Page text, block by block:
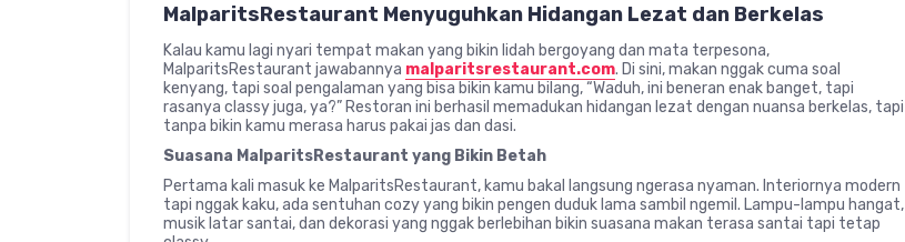
MalparitsRestaurant Menyuguhkan Hidangan Lezat dan Berkelas
Kalau kamu lagi nyari tempat makan yang bikin lidah bergoyang dan mata terpesona,
MalparitsRestaurant jawabannya malparitsrestaurant.com. Di sini, makan nggak cuma soal
kenyang, tapi soal pengalaman yang bisa bikin kamu bilang, “Waduh, ini beneran enak banget, tapi
rasanya classy juga, ya?” Restoran ini berhasil memadukan hidangan lezat dengan nuansa berkelas, tapi
tanpa bikin kamu merasa harus pakai jas dan dasi.
Suasana MalparitsRestaurant yang Bikin Betah
Pertama kali masuk ke MalparitsRestaurant, kamu bakal langsung ngerasa nyaman. Interiornya modern
tapi nggak kaku, ada sentuhan cozy yang bikin pengen duduk lama sambil ngemil. Lampu-lampu hangat,
musik latar santai, dan dekorasi yang nggak berlebihan bikin suasana makan terasa santai tapi tetap